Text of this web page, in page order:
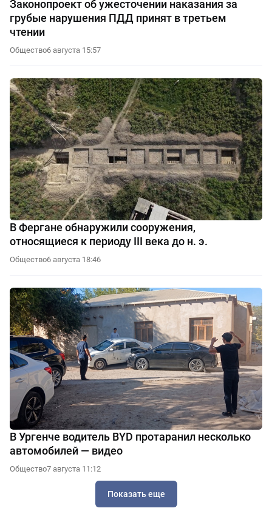
Законопроект об ужесточении наказания за
грубые нарушения ПДД принят в третьем
чтении
Общество6 августа 15:57
В Фергане обнаружили сооружения,
относящиеся к периоду III века до н. э.
Общество6 августа 18:46
В Ургенче водитель BYD протаранил несколько
автомобилей — видео
Общество7 августа 11:12
Показать еще